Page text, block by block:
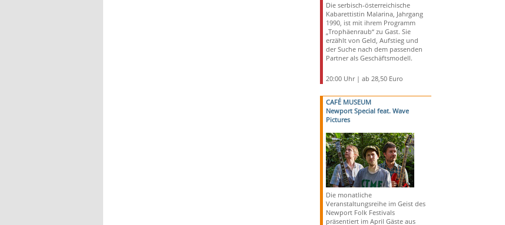
Die serbisch-österreichische
Kabarettistin Malarina, Jahrgang
1990, ist mit ihrem Programm
„Trophäenraub“ zu Gast. Sie
erzählt von Geld, Aufstieg und
der Suche nach dem passenden
Partner als Geschäftsmodell.
20:00 Uhr | ab 28,50 Euro
CAFÉ MUSEUM
Newport Special feat. Wave
Pictures
Die monatliche
Veranstaltungsreihe im Geist des
Newport Folk Festivals
präsentiert im April Gäste aus